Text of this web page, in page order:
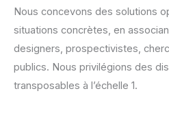
Nous concevons des solutions
situations concrètes, en
designers, prospectivistes,
publics. Nous privilégions des
transposables à l’échelle 1.